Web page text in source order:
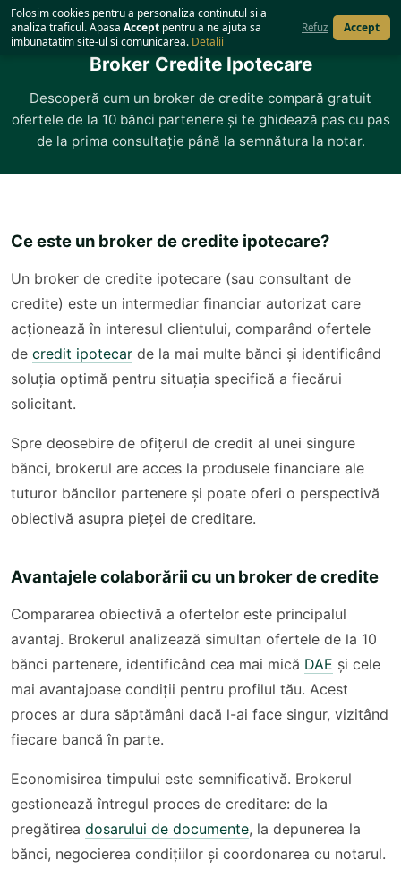
Acasă›Broker Credite
Broker Credite Ipotecare
Descoperă cum un broker de credite compară gratuit
ofertele de la 10 bănci partenere și te ghidează pas cu pas
de la prima consultație până la semnătura la notar.
Ce este un broker de credite ipotecare?
Un broker de credite ipotecare (sau consultant de
credite) este un intermediar financiar autorizat care
acționează în interesul clientului, comparând ofertele
de credit ipotecar de la mai multe bănci și identificând
soluția optimă pentru situația specifică a fiecărui
solicitant.
Spre deosebire de ofițerul de credit al unei singure
bănci, brokerul are acces la produsele financiare ale
tuturor băncilor partenere și poate oferi o perspectivă
obiectivă asupra pieței de creditare.
Avantajele colaborării cu un broker de credite
Compararea obiectivă a ofertelor este principalul
avantaj. Brokerul analizează simultan ofertele de la 10
bănci partenere, identificând cea mai mică DAE și cele
mai avantajoase condiții pentru profilul tău. Acest
proces ar dura săptămâni dacă l-ai face singur, vizitând
fiecare bancă în parte.
Economisirea timpului este semnificativă. Brokerul
gestionează întregul proces de creditare: de la
pregătirea dosarului de documente, la depunerea la
bănci, negocierea condițiilor și coordonarea cu notarul.
Folosim cookies pentru a personaliza continutul si a
analiza traficul. Apasa Accept pentru a ne ajuta sa
imbunatatim site-ul si comunicarea. Detalii
Refuz Accept